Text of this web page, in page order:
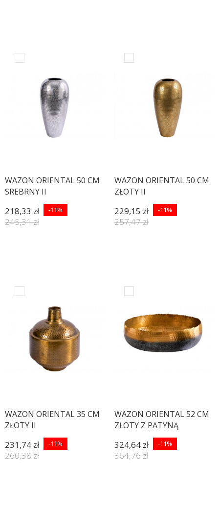
WAZON ORIENTAL 50 CM
SREBRNY II
218,33 zł -11%
245,31 zł
WAZON ORIENTAL 50 CM
ZŁOTY II
229,15 zł -11%
257,47 zł
WAZON ORIENTAL 35 CM
ZŁOTY II
231,74 zł -11%
260,38 zł
WAZON ORIENTAL 52 CM
ZŁOTY Z PATYNĄ
324,64 zł -11%
364,76 zł